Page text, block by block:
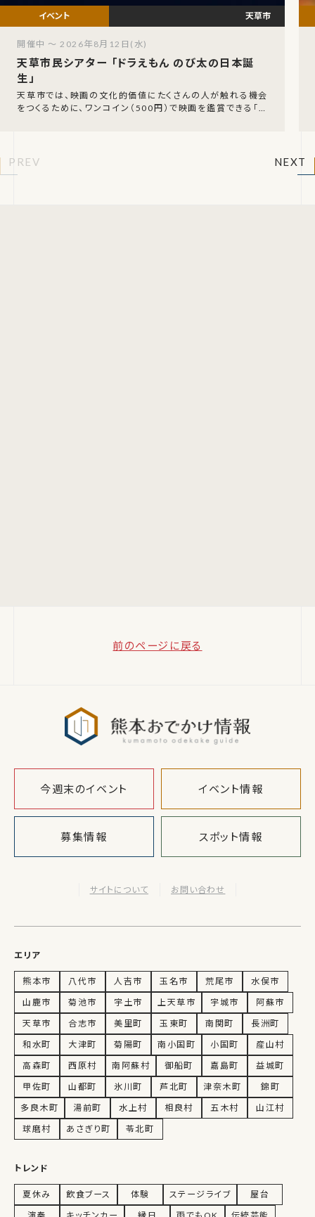
天草市民シアター 「ドラえもん のび太の日本誕
生」
天草市では、映画の文化的価値にたくさんの人が触れる機会
をつくるために、ワンコイン（500円）で映画を鑑賞できる「天
天草市
開催中 ～ 2026年8月12日(水)
PREV NEXT
前のページに戻る
今週末のイベント イベント情報
募集情報 スポット情報
サイトについて お問い合わせ
エリア
熊本市 八代市 人吉市 玉名市 荒尾市
水俣市
山鹿市
菊池市 宇土市 上天草市 宇城市
阿蘇市
天草市
合志市 美里町 玉東町 南関町
長洲町
和水町
大津町 菊陽町 南小国町 小国町
産山村
高森町
西原村 南阿蘇村 御船町 嘉島町
益城町
甲佐町
山都町 氷川町 芦北町 津奈木町
錦町
多良木町
湯前町 水上村 相良村 五木村
山江村
球磨村
あさぎり町 苓北町
トレンド
夏休み 飲食ブース 体験 ステージライブ
屋台